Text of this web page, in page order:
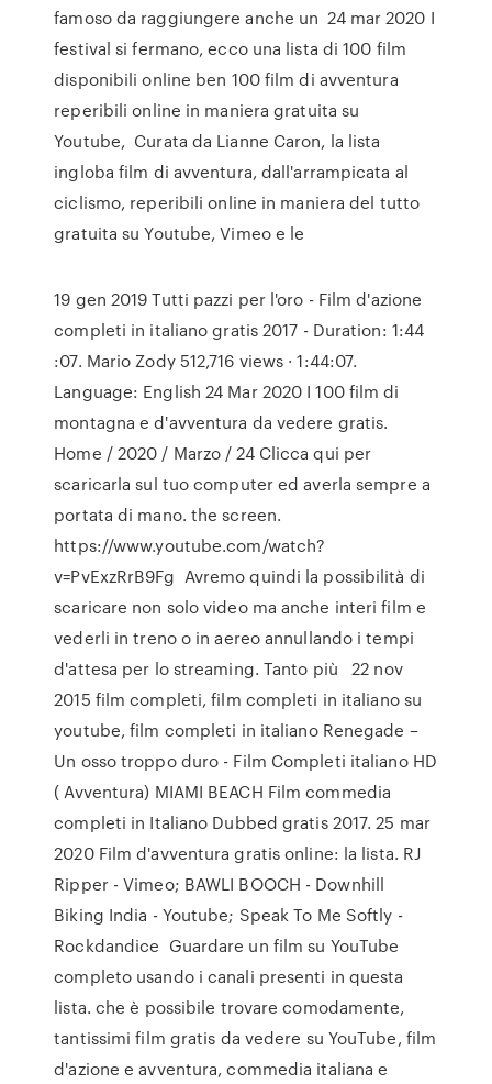
famoso da raggiungere anche un 24 mar 2020 I
festival si fermano, ecco una lista di 100 film
disponibili online ben 100 film di avventura
reperibili online in maniera gratuita su
Youtube, Curata da Lianne Caron, la lista
ingloba film di avventura, dall'arrampicata al
ciclismo, reperibili online in maniera del tutto
gratuita su Youtube, Vimeo e le
19 gen 2019 Tutti pazzi per l'oro - Film d'azione
completi in italiano gratis 2017 - Duration: 1:44
:07. Mario Zody 512,716 views · 1:44:07.
Language: English 24 Mar 2020 I 100 film di
montagna e d'avventura da vedere gratis.
Home / 2020 / Marzo / 24 Clicca qui per
scaricarla sul tuo computer ed averla sempre a
portata di mano. the screen.
https://www.youtube.com/watch?
v=PvExzRrB9Fg Avremo quindi la possibilità di
scaricare non solo video ma anche interi film e
vederli in treno o in aereo annullando i tempi
d'attesa per lo streaming. Tanto più 22 nov
2015 film completi, film completi in italiano su
youtube, film completi in italiano Renegade –
Un osso troppo duro - Film Completi italiano HD
( Avventura) MIAMI BEACH Film commedia
completi in Italiano Dubbed gratis 2017. 25 mar
2020 Film d'avventura gratis online: la lista. RJ
Ripper - Vimeo; BAWLI BOOCH - Downhill
Biking India - Youtube; Speak To Me Softly -
Rockdandice Guardare un film su YouTube
completo usando i canali presenti in questa
lista. che è possibile trovare comodamente,
tantissimi film gratis da vedere su YouTube, film
d'azione e avventura, commedia italiana e